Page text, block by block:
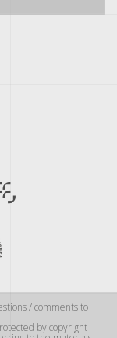
/ comments to
by copyright